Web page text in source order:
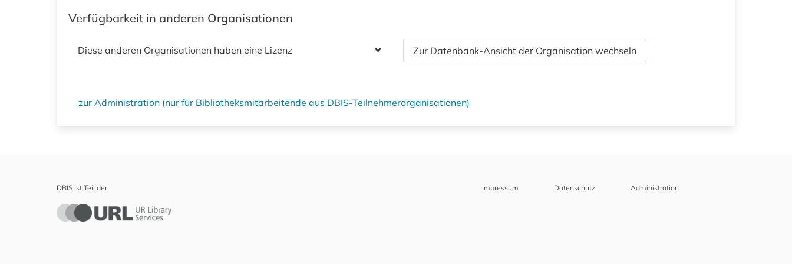
Verfügbarkeit in anderen Organisationen
Diese anderen Organisationen haben eine Lizenz Zur Datenbank-Ansicht der Organisation wechseln
zur Administration (nur für Bibliotheksmitarbeitende aus DBIS-Teilnehmerorganisationen)
DBIS ist Teil der Impressum Datenschutz Administration